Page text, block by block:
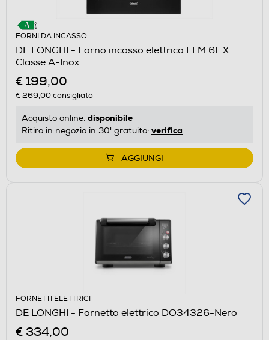
FORNI DA INCASSO
DE LONGHI - Forno incasso elettrico FLM 6L X
Classe A-Inox
€ 199,00
€ 269,00consigliato
Acquisto online: disponibile
Ritiro in negozio in 30' gratuito: verifica
AGGIUNGI
FORNETTI ELETTRICI
DE LONGHI - Fornetto elettrico DO34326-Nero
€ 334,00